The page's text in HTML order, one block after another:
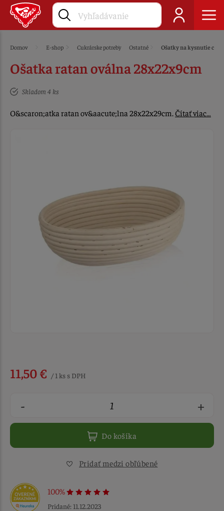
Domov E-shop Cukrárske potreby Ostatné Ošatky na kysnutie
Ošatka ratan oválna 28x22x9cm
Skladom 4 ks
O&scaron;atka ratan ov&aacute;lna 28x22x29cm.Čítať viac…
11,50 € / 1 ks s DPH
- +
Do košíka
Pridať medzi obľúbené
100%
Pridané: 11.12.2023